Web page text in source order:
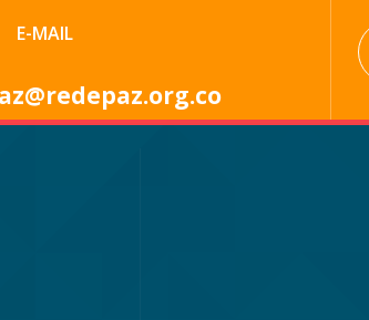
E-MAIL